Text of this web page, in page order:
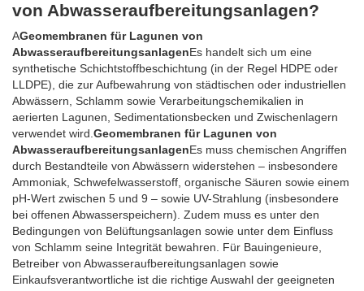
von Abwasseraufbereitungsanlagen?
AGeomembranen für Lagunen von
AbwasseraufbereitungsanlagenEs handelt sich um eine
synthetische Schichtstoffbeschichtung (in der Regel HDPE oder
LLDPE), die zur Aufbewahrung von städtischen oder industriellen
Abwässern, Schlamm sowie Verarbeitungschemikalien in
aerierten Lagunen, Sedimentationsbecken und Zwischenlagern
verwendet wird. Geomembranen für Lagunen von
AbwasseraufbereitungsanlagenEs muss chemischen Angriffen
durch Bestandteile von Abwässern widerstehen – insbesondere
Ammoniak, Schwefelwasserstoff, organische Säuren sowie einem
pH-Wert zwischen 5 und 9 – sowie UV-Strahlung (insbesondere
bei offenen Abwasserspeichern). Zudem muss es unter den
Bedingungen von Belüftungsanlagen sowie unter dem Einfluss
von Schlamm seine Integrität bewahren. Für Bauingenieure,
Betreiber von Abwasseraufbereitungsanlagen sowie
Einkaufsverantwortliche ist die richtige Auswahl der geeigneten